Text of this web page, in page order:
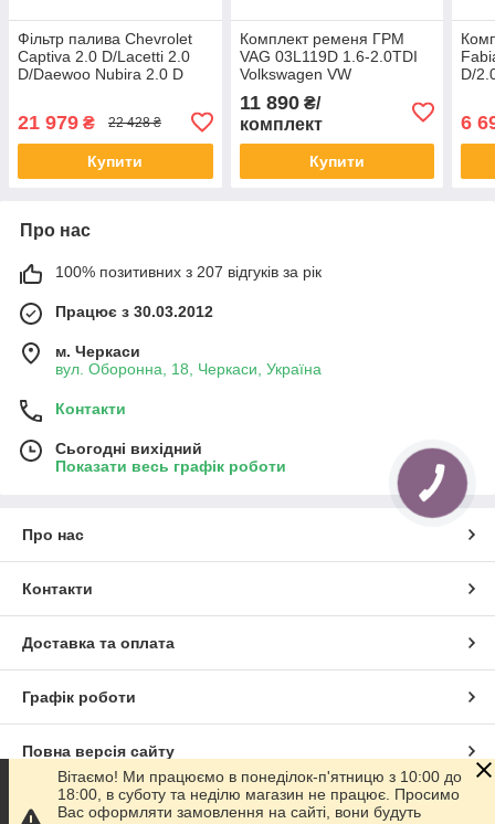
Фільтр палива Chevrolet
Captiva 2.0 D/Lacetti 2.0
D/Daewoo Nubira 2.0 D
21 979 ₴ 22 428 ₴
Купити
Комплект ременя ГРМ
VAG 03L119D 1.6-2.0TDI
Volkswagen VW
2016
11 890₴/
комплект
Купити
D/
6
Про нас
100% позитивних з 207 відгуків за рік
Працює з 30.03.2012
м. Черкаси
вул. Оборонна, 18, Черкаси, Україна
Контакти
Сьогодні вихідний
Показати весь графік роботи
Про нас
Контакти
Доставка та оплата
Графік роботи
Повна версія сайту
Сайт створено на маркетплейсіProm.ua
Вітаємо! Ми працюємо в понеділок-п'ятницю з 10:00 до
18:00, в суботу та неділю магазин не працює. Просимо
Вас оформляти замовлення на сайті, вони будуть
КНОПКА
ЗВ'ЯЗКУ